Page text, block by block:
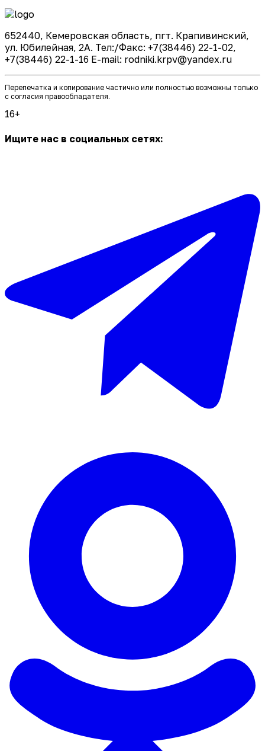
652440, Кемеровская область, пгт. Крапивинский,
ул. Юбилейная, 2А. Тел:/Факс: +7(38446) 22-1-02,
+7(38446) 22-1-16 E-mail: rodniki.krpv@yandex.ru
Перепечатка и копирование частично или полностью возможны только
с согласия правообладателя.
16+
Ищите нас в социальных сетях: